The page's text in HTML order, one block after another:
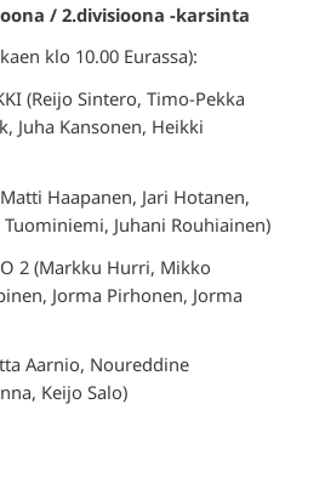
/ 2.divisioona -karsinta
klo 10.00 Eurassa):
(Reijo Sintero, Timo-Pekka
Juha Kansonen, Heikki
Haapanen, Jari Hotanen,
Juhani Rouhiainen)
2 (Markku Hurri, Mikko
Jorma Pirhonen, Jorma
Aarnio, Noureddine
Keijo Salo)